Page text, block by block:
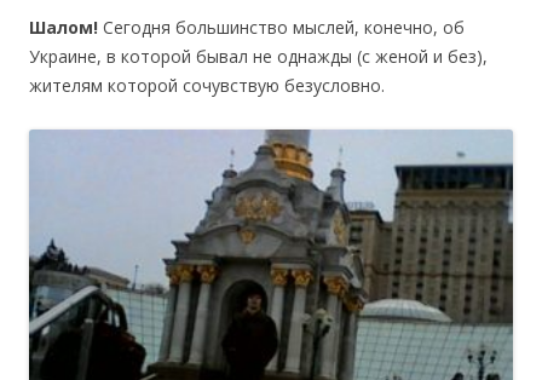
Шалом! Cегодня большинство мыслей, конечно, об
Украине, в которой бывал не однажды (с женой и без),
жителям которой сочувствую безуcловно.